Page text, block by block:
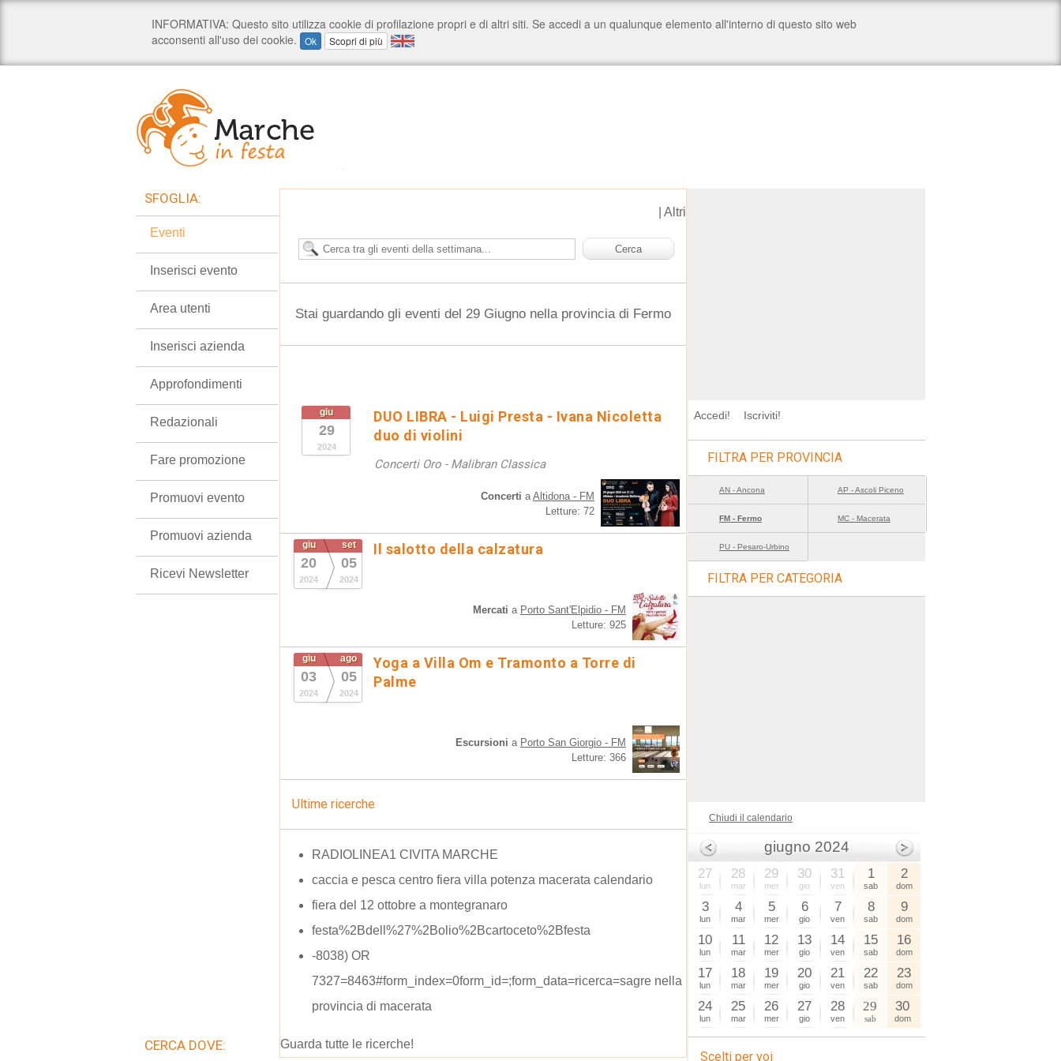
Altri
Stai guardando gli eventi del 29 Giugno nella provincia di Fermo
giu
29
2024
DUO LIBRA - Luigi Presta - Ivana Nicoletta
duo di violini
Concerti Oro - Malibran Classica
Concerti aAltidona - FM
Letture: 72
giu
20
2024
set
05
2024
Il salotto della calzatura
Mercati a Porto Sant'Elpidio - FM
Letture: 925
giu
03
2024
ago
05
2024
Yoga a Villa Om e Tramonto a Torre di
Palme
Escursioni a Porto San Giorgio - FM
Letture: 366
Ultime ricerche
RADIOLINEA1 CIVITA MARCHE
caccia e pesca centro fiera villa potenza macerata calendario
fiera del 12 ottobre a montegranaro
festa%2Bdell%27%2Bolio%2Bcartoceto%2Bfesta
-8038) OR
7327=8463#form_index=0form_id=;form_data=ricerca=sagre nella
provincia di macerata
Guarda tutte le ricerche!
SFOGLIA:
Eventi
Inserisci evento
Area utenti
Inserisci azienda
Approfondimenti
Redazionali
Fare promozione
Promuovi evento
Promuovi azienda
Ricevi Newsletter
CERCA DOVE:
Accedi! Iscriviti!
FILTRA PER PROVINCIA
AN - Ancona AP - Ascoli Piceno
FM - Fermo MC - Macerata
PU - Pesaro-Urbino
FILTRA PER CATEGORIA
Chiudi il calendario
giugno 2024
27
lun
28
mar
29
mer
30
gio
31
ven
1
sab
2
dom
3
lun
4
mar
5
mer
6
gio
7
ven
8
sab
9
dom
10
lun
11
mar
12
mer
13
gio
14
ven
15
sab
16
dom
17
lun
18
mar
19
mer
20
gio
21
ven
22
sab
23
dom
24
lun
25
mar
26
mer
27
gio
28
ven
29
sab
30
dom
Scelti per voi